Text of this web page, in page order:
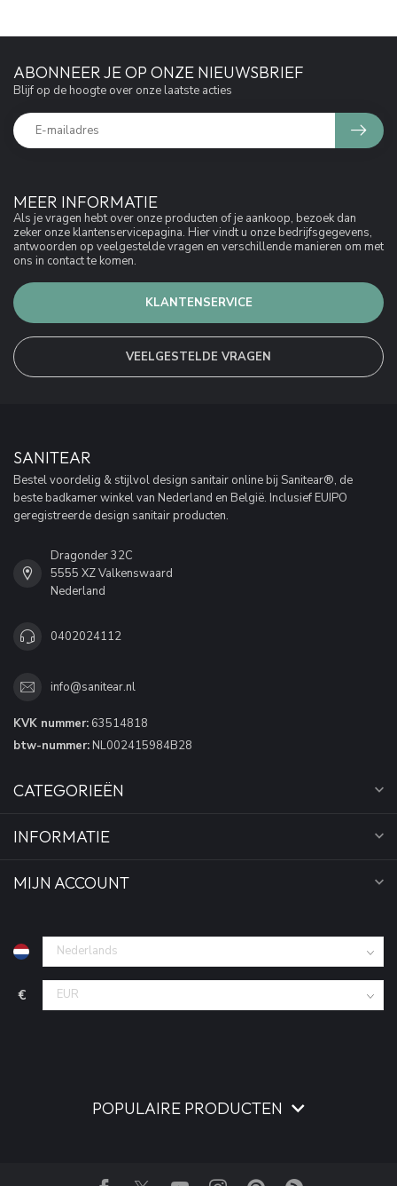
MEER INFORMATIE
Als je vragen hebt over onze producten of je aankoop, bezoek dan
zeker onze klantenservicepagina. Hier vindt u onze bedrijfsgegevens,
antwoorden op veelgestelde vragen en verschillende manieren om met
ons in contact te komen.
KLANTENSERVICE
VEELGESTELDE VRAGEN
ABONNEER JE OP ONZE NIEUWSBRIEF
Blijf op de hoogte over onze laatste acties
SANITEAR
Bestel voordelig & stijlvol design sanitair online bij Sanitear®, de
beste badkamer winkel van Nederland en België. Inclusief EUIPO
geregistreerde design sanitair producten.
Dragonder 32C
5555 XZ Valkenswaard
Nederland
0402024112
info@sanitear.nl
KVK nummer: 63514818
btw-nummer: NL002415984B28
CATEGORIEËN
INFORMATIE
MIJN ACCOUNT
€
POPULAIRE PRODUCTEN